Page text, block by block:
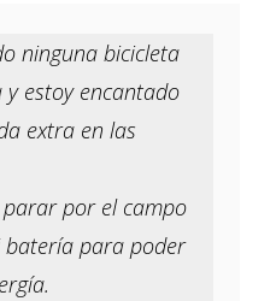
ninguna bicicleta
estoy encantado
extra en las
por el campo
batería para poder